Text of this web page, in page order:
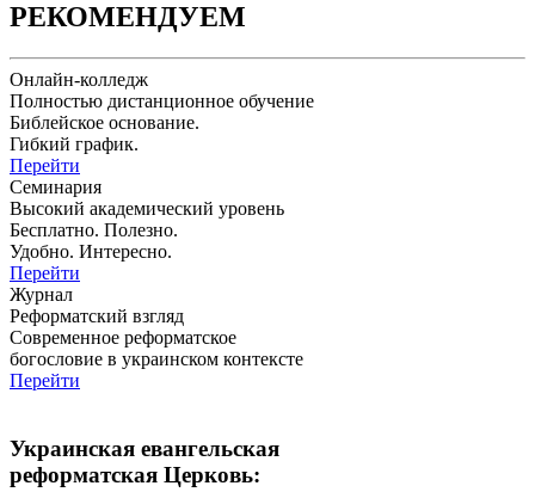
РЕКОМЕНДУЕМ
Онлайн-колледж
Полностью дистанционное обучение
Библейское основание.
Гибкий график.
Перейти
Семинария
Высокий академический уровень
Бесплатно. Полезно.
Удобно. Интересно.
Перейти
Журнал
Реформатский взгляд
Современное реформатское
богословие в украинском контексте
Перейти
Украинская евангельская
реформатская Церковь: